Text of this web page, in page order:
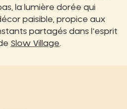
la lumière dorée qui
paisible, propice aux
partagés dans l’esprit
Slow Village.